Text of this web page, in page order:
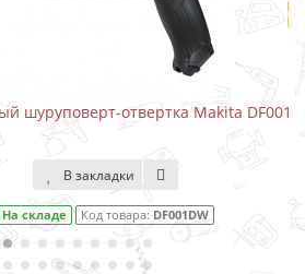
отвертка Makita DF001DW
В закладки
Код товара:DF001DW